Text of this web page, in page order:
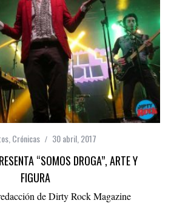
Crónicas 30 abril, 2017
“SOMOS DROGA”, ARTE Y
FIGURA
de Dirty Rock Magazine